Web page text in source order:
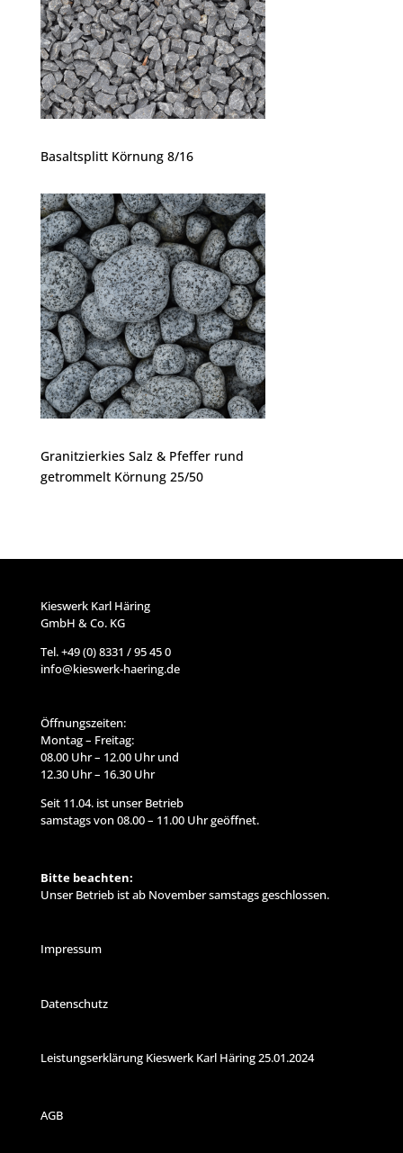
Basaltsplitt Körnung 8/16
Granitzierkies Salz & Pfeffer rund
getrommelt Körnung 25/50
Kieswerk Karl Häring
GmbH & Co. KG
Tel. +49 (0) 8331 / 95 45 0
info@kieswerk-haering.de
Öffnungszeiten:
Montag – Freitag:
08.00 Uhr – 12.00 Uhr und
12.30 Uhr – 16.30 Uhr
Seit 11.04. ist unser Betrieb
samstags von 08.00 – 11.00 Uhr geöffnet.
Bitte beachten:
Unser Betrieb ist ab November samstags geschlossen.
Impressum
Datenschutz
Leistungserklärung Kieswerk Karl Häring 25.01.2024
AGB